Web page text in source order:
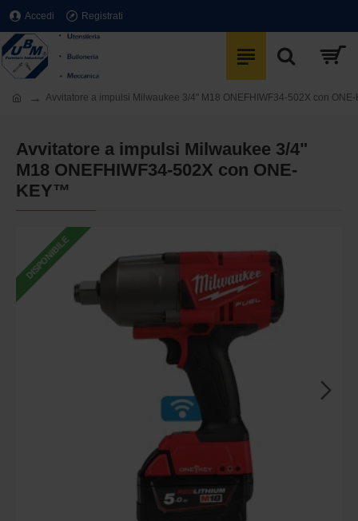
Accedi Registrati
Avvitatore a impulsi Milwaukee 3/4" M18 ONEFHIWF34-502X con
Avvitatore a impulsi Milwaukee 3/4"
M18 ONEFHIWF34-502X con ONE-
KEY™
DISPONIBILE